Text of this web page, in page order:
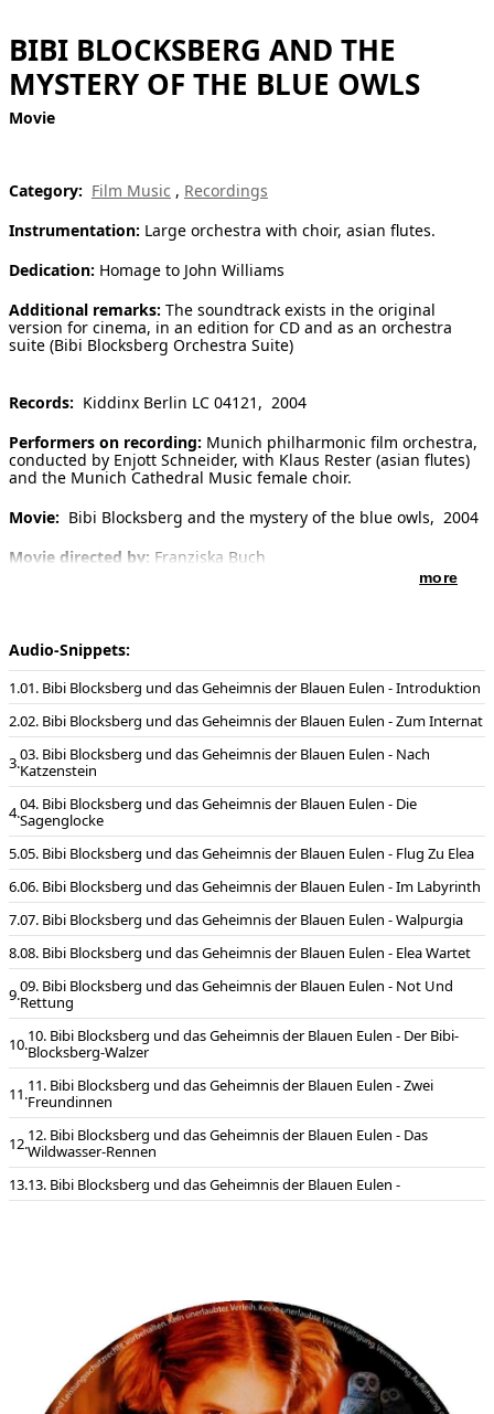
Audio-Snippets:
01. Bibi Blocksberg und das Geheimnis der Blauen Eulen - Introduktion
02. Bibi Blocksberg und das Geheimnis der Blauen Eulen - Zum Internat
03. Bibi Blocksberg und das Geheimnis der Blauen Eulen - Nach
Katzenstein
04. Bibi Blocksberg und das Geheimnis der Blauen Eulen - Die
Sagenglocke
05. Bibi Blocksberg und das Geheimnis der Blauen Eulen - Flug Zu Elea
06. Bibi Blocksberg und das Geheimnis der Blauen Eulen - Im Labyrinth
07. Bibi Blocksberg und das Geheimnis der Blauen Eulen - Walpurgia
08. Bibi Blocksberg und das Geheimnis der Blauen Eulen - Elea Wartet
09. Bibi Blocksberg und das Geheimnis der Blauen Eulen - Not Und
Rettung
10. Bibi Blocksberg und das Geheimnis der Blauen Eulen - Der Bibi-
Blocksberg-Walzer
11. Bibi Blocksberg und das Geheimnis der Blauen Eulen - Zwei
Freundinnen
12. Bibi Blocksberg und das Geheimnis der Blauen Eulen - Das
Wildwasser-Rennen
13. Bibi Blocksberg und das Geheimnis der Blauen Eulen -
BIBI BLOCKSBERG AND THE
MYSTERY OF THE BLUE OWLS
Movie
Category: Film Music , Recordings
Instrumentation: Large orchestra with choir, asian flutes.
Dedication: Homage to John Williams
Additional remarks: The soundtrack exists in the original
version for cinema, in an edition for CD and as an orchestra
suite (Bibi Blocksberg Orchestra Suite)
Records: Kiddinx Berlin LC 04121, 2004
Performers on recording: Munich philharmonic film orchestra,
conducted by Enjott Schneider, with Klaus Rester (asian flutes)
and the Munich Cathedral Music female choir.
Movie: Bibi Blocksberg and the mystery of the blue owls, 2004
Movie directed by: Franziska Buch
Distributor of movie:
Performers in movie:Sidonie von Krosigk, Corinna Harfourch,
Katja Riemann, Ulrich Noethen
more